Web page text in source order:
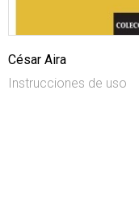
César Aira
Instrucciones de uso